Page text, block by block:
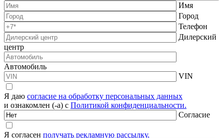
Имя
Город
Телефон
Дилерский
центр
Автомобиль
VIN
Я даю согласие на обработку персональных данных
и ознакомлен (-а) с Политикой конфиденциальности.
Согласие
Я согласен получать рекламную рассылку.